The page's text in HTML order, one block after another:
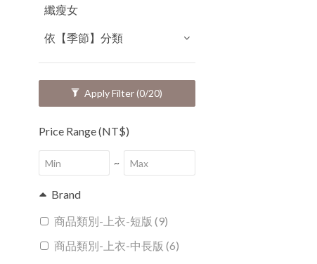
纖瘦女
依【季節】分類
Apply Filter(0/20)
Price Range (NT$)
~
Brand
商品類別-上衣-短版 (9)
商品類別-上衣-中長版 (6)